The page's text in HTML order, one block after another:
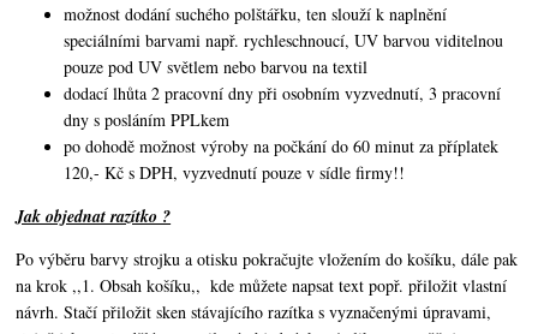
možnost dodání suchého polštářku, ten slouží k naplnění
speciálními barvami např. rychleschnoucí, UV barvou viditelnou
pouze pod UV světlem nebo barvou na textil
dodací lhůta 2 pracovní dny při osobním vyzvednutí, 3 pracovní
dny s posláním PPLkem
po dohodě možnost výroby na počkání do 60 minut za příplatek
120,- Kč s DPH, vyzvednutí pouze v sídle firmy!!
Jak objednat razítko ?
Po výběru barvy strojku a otisku pokračujte vložením do košíku, dále pak
na krok ,,1. Obsah košíku,, kde můžete napsat text popř. přiložit vlastní
návrh. Stačí přiložit sken stávajícího razítka s vyznačenými úpravami,